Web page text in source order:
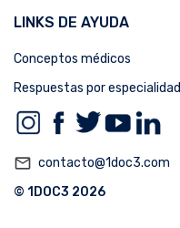
LINKS DE AYUDA
Conceptos médicos
Respuestas por especialidad
mail_outline contacto@1doc3.com
© 1DOC3 2026